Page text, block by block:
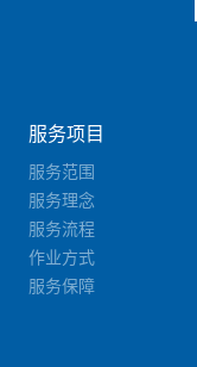
服务项目
服务范围
服务理念
服务流程
作业方式
服务保障